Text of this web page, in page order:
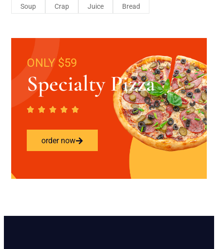
Soup Crap Juice Bread
ONLY $59
Specialty Pizza
order now